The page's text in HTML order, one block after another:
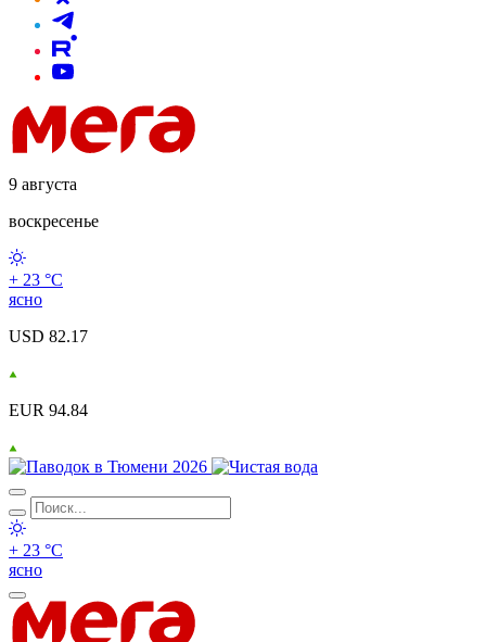
9 августа
воскресенье
+ 23 °С
ясно
USD 82.17
EUR 94.84
+ 23 °С
ясно